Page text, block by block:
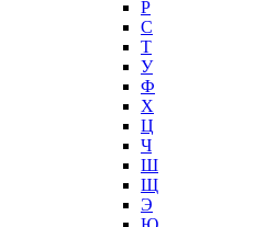
Р
С
Т
У
Ф
Х
Ц
Ч
Ш
Щ
Э